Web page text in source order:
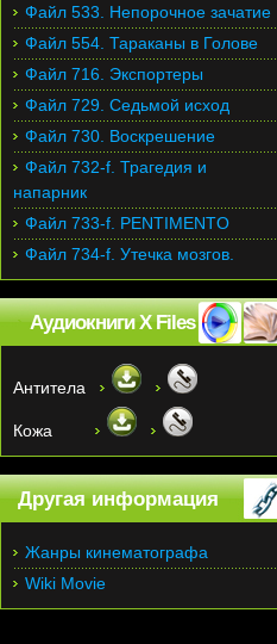
Файл 533. Непорочное зачатие
Файл 554. Тараканы в Голове
Файл 716. Экспортеры
Файл 729. Седьмой исход
Файл 730. Воскрешение
Файл 732-f. Трагедия и
напарник
Файл 733-f. PENTIMENTO
Файл 734-f. Утечка мозгов.
Аудиокниги X Files
Антитела
Кожа
Другая информация
Жанры кинематографа
Wiki Movie